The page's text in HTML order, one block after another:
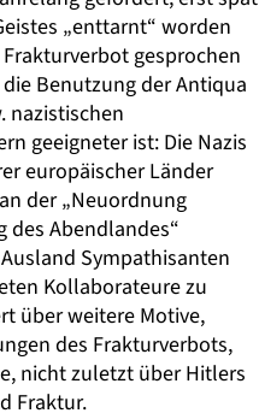
„enttarnt“ worden
gesprochen
Benutzung der Antiqua
nazistischen
geeigneter ist: Die Nazis
europäischer Länder
der „Neuordnung
des Abendlandes“
Sympathisanten
Kollaborateure zu
über weitere Motive,
des Frakturverbots,
nicht zuletzt über Hitlers
Fraktur.